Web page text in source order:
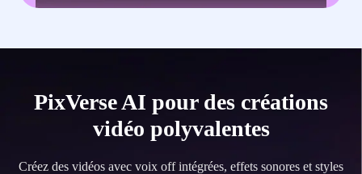
PixVerse AI pour des créations
vidéo polyvalentes
Créez des vidéos avec voix off intégrées, effets sonores et styles